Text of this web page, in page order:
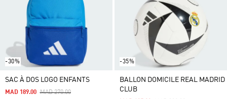
-30%
SAC À DOS LOGO ENFANTS
Price Reduced From
MAD 270.00To
MAD 189.00
-35%
BALLON DOMICILE REAL MADRID
CLUB